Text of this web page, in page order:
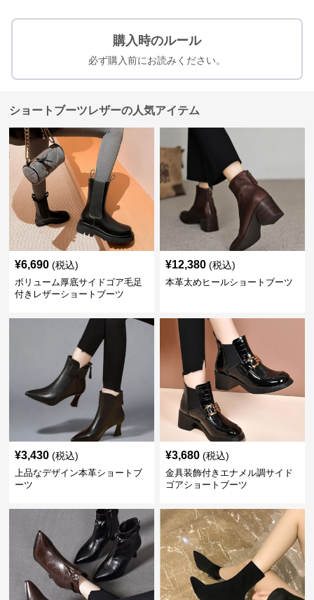
購入時のルール
必ず購入前にお読みください。
ショートブーツレザーの人気アイテム
¥6,690 (税込)
ボリューム厚底サイドゴア毛足
付きレザーショートブーツ
¥12,380 (税込)
本革太めヒールショートブーツ
¥3,430 (税込)
上品なデザイン本革ショートブ
ーツ
¥3,680 (税込)
金具装飾付きエナメル調サイド
ゴアショートブーツ